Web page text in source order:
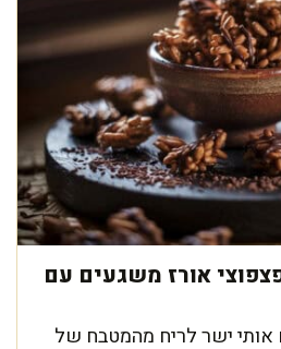
אורז משגעים עם
אותי ישר לריח מהמטבח של